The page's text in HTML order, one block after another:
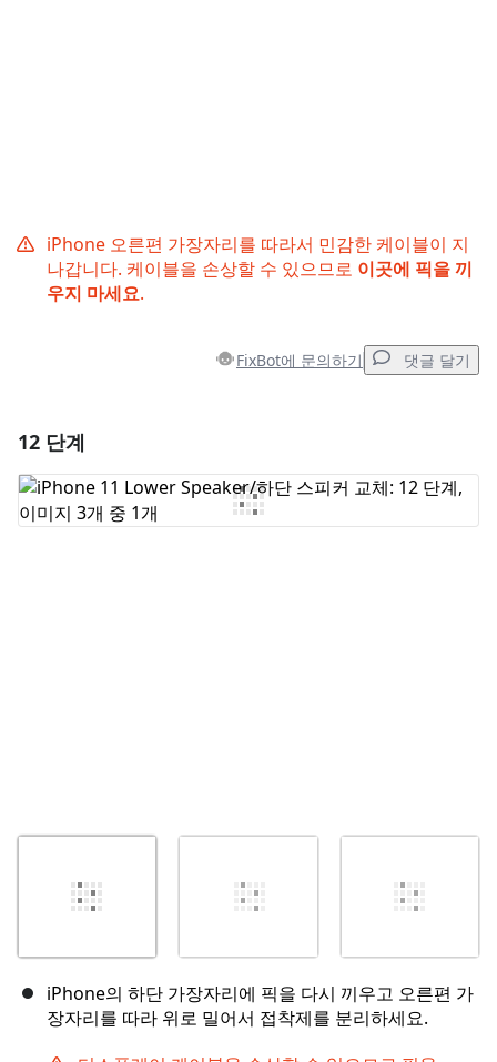
iPhone 오른편 가장자리를 따라서 민감한 케이블이 지
나갑니다. 케이블을 손상할 수 있으므로 이곳에 픽을 끼
우지 마세요.
FixBot에 문의하기 댓글 달기
댓글 쓰기
12 단계
iPhone의 하단 가장자리에 픽을 다시 끼우고 오른편 가
장자리를 따라 위로 밀어서 접착제를 분리하세요.